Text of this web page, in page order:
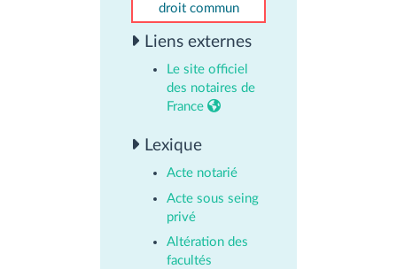
droit commun
Liens externes
Le site officiel
des notaires de
France
Lexique
Acte notarié
Acte sous seing
privé
Altération des
facultés